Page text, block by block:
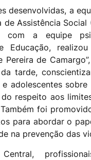
desenvolvidas, a
de Assistência Social
com a equipe
Educação,
Pereira de
tarde,
adolescentes
respeito aos
foi
para abordar o
na prevenção das